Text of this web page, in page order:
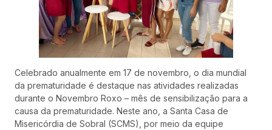
Celebrado anualmente em 17 de novembro, o dia mundial
da prematuridade é destaque nas atividades realizadas
durante o Novembro Roxo – mês de sensibilização para a
causa da prematuridade. Neste ano, a Santa Casa de
Misericórdia de Sobral (SCMS), por meio da equipe